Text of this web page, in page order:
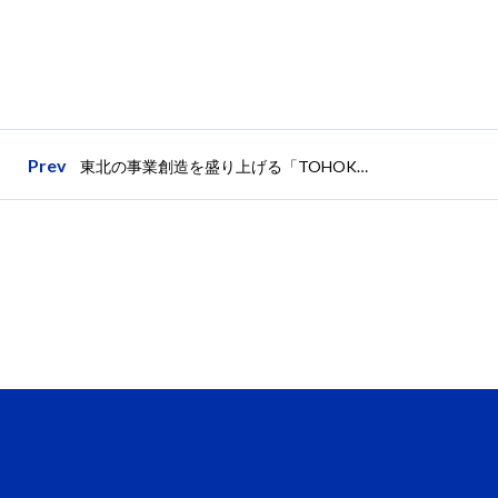
Prev 東北の事業創造を盛り上げる「TOHOKU GROWTH ACCELERATOR 2020 WEEK」の動画群をオンラインで公開